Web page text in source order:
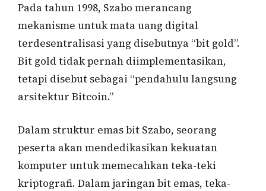
Pada tahun 1998, Szabo merancang
mekanisme untuk mata uang digital
terdesentralisasi yang disebutnya “bit gold”.
Bit gold tidak pernah diimplementasikan,
tetapi disebut sebagai “pendahulu langsung
arsitektur Bitcoin.”
Dalam struktur emas bit Szabo, seorang
peserta akan mendedikasikan kekuatan
komputer untuk memecahkan teka-teki
kriptografi. Dalam jaringan bit emas, teka-